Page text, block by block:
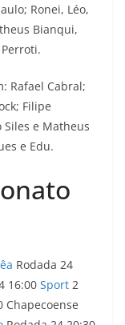
Ronei, Léo,
Bianqui,
Rafael Cabral;
Filipe
Siles e Matheus
e Edu.
Rodada 24
16:00 Sport 2
Chapecoense